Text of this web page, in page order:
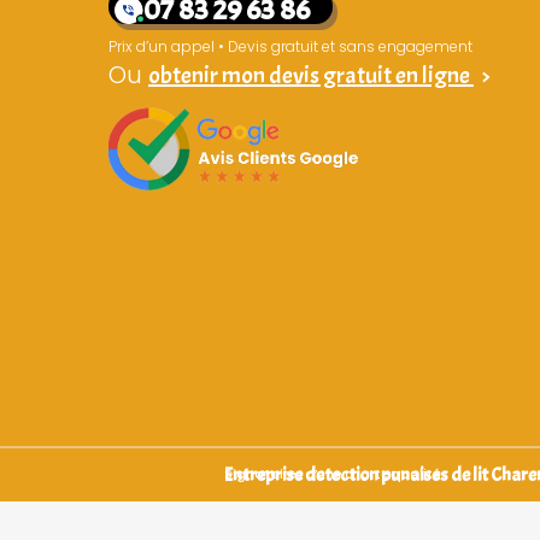
07 83 29 63 86
Prix d’un appel • Devis gratuit et sans engagement
Ou obtenir mon devis gratuit en ligne >
Entreprise detection punaises de lit
Signataires d’une charte qualité